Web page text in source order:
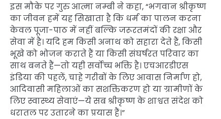
इस मौके पर गुरु आत्मा नम्‍बी ने कहा, “भगवान श्रीकृष्ण
का जीवन हमें यह सिखाता है कि धर्म का पालन करना
केवल पूजा-पाठ में नहीं बल्कि जरूरतमंदों की रक्षा और
सेवा में है। यदि हम किसी अनाथ को सहारा देते हैं, किसी
भूखे को भोजन कराते हैं या किसी संघर्षरत परिवार का
साथ बनते हैं—तो यही सर्वोच्च भक्ति है। एचआरडीएस
इंडिया की पहलें, चाहे गरीबों के लिए आवास निर्माण हो,
आदिवासी महिलाओं का सशक्तिकरण हो या ग्रामीणों के
लिए स्वास्थ्य सेवाएं—ये सब श्रीकृष्ण के शाश्वत संदेश को
धरातल पर उतारने का प्रयास हैं।”